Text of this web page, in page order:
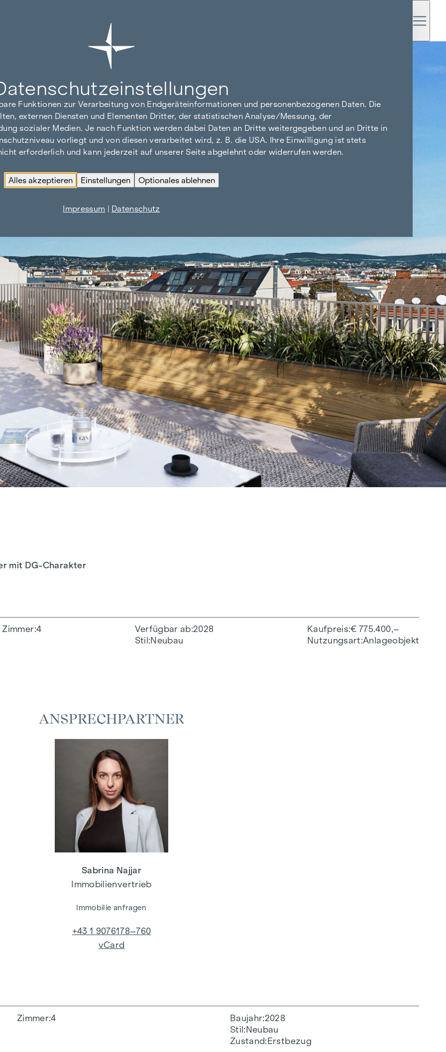
mit DG-Charakter
Zimmer 4 Verfügbar ab 2028
Stil Neubau
Kaufpreis € 775.400,–
Nutzungsart Anlageobjekt
Zimmer 4 Baujahr 2028
Stil Neubau
Zustand Erstbezug
ANSPRECHPARTNER
Sabrina Najjar
Immobilienvertrieb
Immobilie anfragen
+43 1 9076178–760
vCard
Funktionen zur Verarbeitung von Endgeräteinformationen und personenbezogenen Daten. Die
externen Diensten und Elementen Dritter, der statistischen Analyse/Messung, der
sozialer Medien. Je nach Funktion werden dabei Daten an Dritte weitergegeben und an Dritte in
vorliegt und von diesen verarbeitet wird, z. B. die USA. Ihre Einwilligung ist stets
erforderlich und kann jederzeit auf unserer Seite abgelehnt oder widerrufen werden.
Alles akzeptieren Einstellungen Optionales ablehnen
Impressum | Datenschutz